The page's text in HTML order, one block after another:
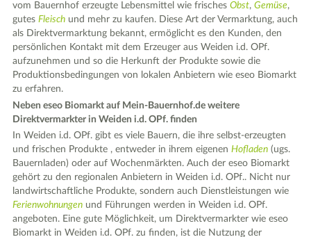
vom Bauernhof erzeugte Lebensmittel wie frischesObst,Gemüse,
gutesFleisch und mehr zu kaufen. Diese Art der Vermarktung, auch
als Direktvermarktung bekannt, ermöglicht es den Kunden, den
persönlichen Kontakt mit dem Erzeuger aus Weiden i.d. OPf.
aufzunehmen und so die Herkunft der Produkte sowie die
Produktionsbedingungen von lokalen Anbietern wie eseo Biomarkt
zu erfahren.
Neben eseo Biomarkt auf Mein-Bauernhof.de weitere
Direktvermarkter in Weiden i.d. OPf. finden
In Weiden i.d. OPf. gibt es viele Bauern, die ihre selbst-erzeugten
und frischen Produkte , entweder in ihrem eigenenHofladen (ugs.
Bauernladen) oder auf Wochenmärkten. Auch der eseo Biomarkt
gehört zu den regionalen Anbietern in Weiden i.d. OPf.. Nicht nur
landwirtschaftliche Produkte, sondern auch Dienstleistungen wie
Ferienwohnungen und Führungen werden in Weiden i.d. OPf.
angeboten. Eine gute Möglichkeit, um Direktvermarkter wie eseo
Biomarkt in Weiden i.d. OPf. zu finden, ist die Nutzung der